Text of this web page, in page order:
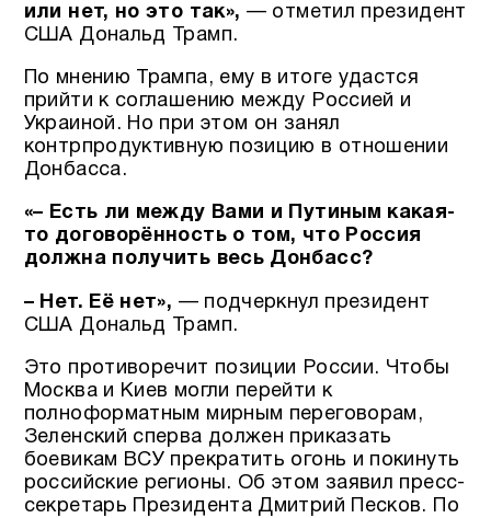
или нет, но это так», — отметил президент
США Дональд Трамп.
По мнению Трампа, ему в итоге удастся
прийти к соглашению между Россией и
Украиной. Но при этом он занял
контрпродуктивную позицию в отношении
Донбасса.
«– Есть ли между Вами и Путиным какая-
то договорённость о том, что Россия
должна получить весь Донбасс?
– Нет. Её нет», — подчеркнул президент
США Дональд Трамп.
Это противоречит позиции России. Чтобы
Москва и Киев могли перейти к
полноформатным мирным переговорам,
Зеленский сперва должен приказать
боевикам ВСУ прекратить огонь и покинуть
российские регионы. Об этом заявил пресс-
секретарь Президента Дмитрий Песков. По